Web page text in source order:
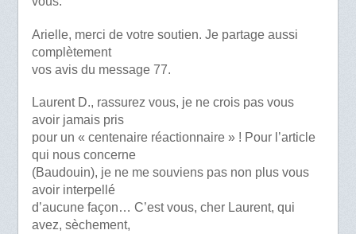
Arielle, merci de votre soutien. Je partage aussi
complètement
vos avis du message 77.
Laurent D., rassurez vous, je ne crois pas vous
avoir jamais pris
pour un « centenaire réactionnaire » ! Pour l’article
qui nous concerne
(Baudouin), je ne me souviens pas non plus vous
avoir interpellé
d’aucune façon… C’est vous, cher Laurent, qui
avez, sèchement,